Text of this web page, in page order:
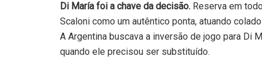
Di María foi a chave da decisão. Reserva em
Scaloni como um autêntico ponta, atuando
A Argentina buscava a inversão de jogo para Di
quando ele precisou ser substituído.